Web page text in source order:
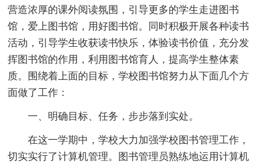
营造浓厚的课外阅读氛围，引导更多的学生走进图书
馆，爱上图书馆，用好图书馆。同时积极开展各种读书
活动，引导学生收获读书快乐，体验读书价值，充分发
挥图书馆的作用，利用图书馆育人，提高学生整体素
质。围绕着上面的目标，学校图书馆努力从下面几个方
面做了工作：
一、明确目标、任务，步步落到实处。
在这一学期中，学校大力加强学校图书管理工作，
切实实行了计算机管理。图书管理员熟练地运用计算机